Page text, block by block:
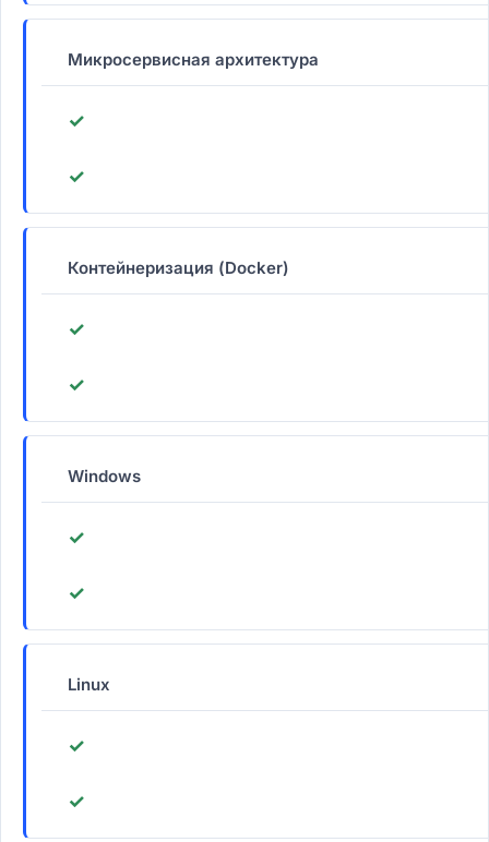
Микросервисная архитектура
✓
✓
Контейнеризация (Docker)
✓
✓
Windows
✓
✓
Linux
✓
✓